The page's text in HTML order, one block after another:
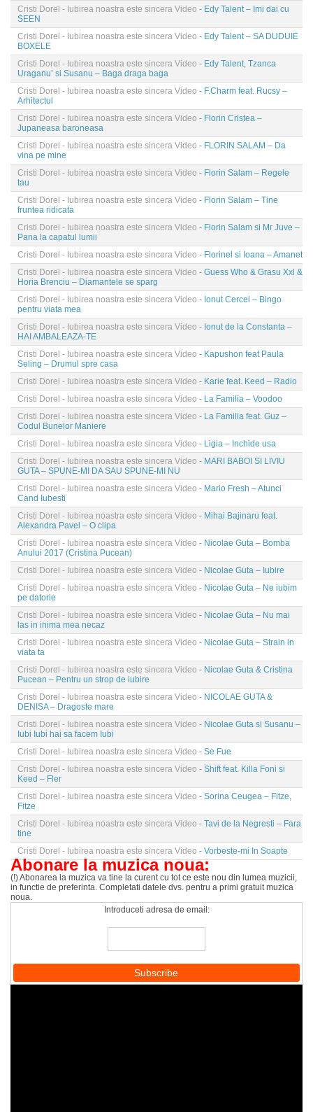
Cristi Dorel - Iubirea noastra este sincera Video - Edy Talent – Imi dai cu
SEEN
Cristi Dorel - Iubirea noastra este sincera Video - Edy Talent – SA DUDUIE
BOXELE
Cristi Dorel - Iubirea noastra este sincera Video - Edy Talent, Tzanca
Uraganu’ si Susanu – Baga draga baga
Cristi Dorel - Iubirea noastra este sincera Video - F.Charm feat. Rucsy –
Arhitectul
Cristi Dorel - Iubirea noastra este sincera Video - Florin Cristea –
Jupaneasa baroneasa
Cristi Dorel - Iubirea noastra este sincera Video - FLORIN SALAM – Da
vina pe mine
Cristi Dorel - Iubirea noastra este sincera Video - Florin Salam – Regele
tau
Cristi Dorel - Iubirea noastra este sincera Video - Florin Salam – Tine
fruntea ridicata
Cristi Dorel - Iubirea noastra este sincera Video - Florin Salam si Mr Juve –
Pana la capatul lumii
Cristi Dorel - Iubirea noastra este sincera Video - Florinel si Ioana – Amanet
Cristi Dorel - Iubirea noastra este sincera Video - Guess Who & Grasu Xxl &
Horia Brenciu – Diamantele se sparg
Cristi Dorel - Iubirea noastra este sincera Video - Ionut Cercel – Bingo
pentru viata mea
Cristi Dorel - Iubirea noastra este sincera Video - Ionut de la Constanta –
HAI AMBALEAZA-TE
Cristi Dorel - Iubirea noastra este sincera Video - Kapushon feat Paula
Seling – Drumul spre casa
Cristi Dorel - Iubirea noastra este sincera Video - Karie feat. Keed – Radio
Cristi Dorel - Iubirea noastra este sincera Video - La Familia – Voodoo
Cristi Dorel - Iubirea noastra este sincera Video - La Familia feat. Guz –
Codul Bunelor Maniere
Cristi Dorel - Iubirea noastra este sincera Video - Ligia – Inchide usa
Cristi Dorel - Iubirea noastra este sincera Video - MARI BABOI SI LIVIU
GUTA – SPUNE-MI DA SAU SPUNE-MI NU
Cristi Dorel - Iubirea noastra este sincera Video - Mario Fresh – Atunci
Cand Iubesti
Cristi Dorel - Iubirea noastra este sincera Video - Mihai Bajinaru feat.
Alexandra Pavel – O clipa
Cristi Dorel - Iubirea noastra este sincera Video - Nicolae Guta – Bomba
Anului 2017 (Cristina Pucean)
Cristi Dorel - Iubirea noastra este sincera Video - Nicolae Guta – Iubire
Cristi Dorel - Iubirea noastra este sincera Video - Nicolae Guta – Ne iubim
pe datorie
Cristi Dorel - Iubirea noastra este sincera Video - Nicolae Guta – Nu mai
las in inima mea necaz
Cristi Dorel - Iubirea noastra este sincera Video - Nicolae Guta – Strain in
viata ta
Cristi Dorel - Iubirea noastra este sincera Video - Nicolae Guta & Cristina
Pucean – Pentru un strop de iubire
Cristi Dorel - Iubirea noastra este sincera Video - NICOLAE GUTA &
DENISA – Dragoste mare
Cristi Dorel - Iubirea noastra este sincera Video - Nicolae Guta si Susanu –
Iubi Iubi hai sa facem Iubi
Cristi Dorel - Iubirea noastra este sincera Video - Se Fue
Cristi Dorel - Iubirea noastra este sincera Video - Shift feat. Killa Foni si
Keed – Fler
Cristi Dorel - Iubirea noastra este sincera Video - Sorina Ceugea – Fitze,
Fitze
Cristi Dorel - Iubirea noastra este sincera Video - Tavi de la Negresti – Fara
tine
Cristi Dorel - Iubirea noastra este sincera Video - Vorbeste-mi In Soapte
Abonare la muzica noua:
(!) Abonarea la muzica va tine la curent cu tot ce este nou din lumea muzicii,
in functie de preferinta. Completati datele dvs. pentru a primi gratuit muzica
noua.
Introduceti adresa de email: